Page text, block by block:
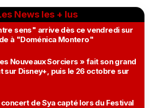
News les + lus
sens" arrive dès ce vendredi sur
à "Doménica Montero"
Nouveaux Sorciers » fait son grand
sur Disney+, puis le 26 octobre sur
de Sya capté lors du Festival